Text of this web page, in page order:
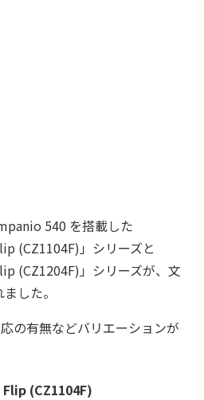
540 を搭載した
(CZ1104F)」シリーズと
(CZ1204F)」シリーズが、文
した。
の有無などバリエーションが
(CZ1104F)